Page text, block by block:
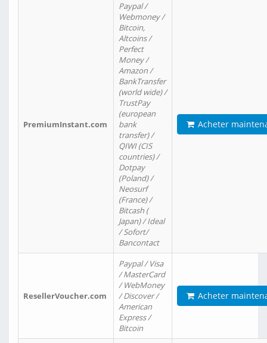
PremiumInstant.com
Paypal /
Webmoney /
Bitcoin,
Altcoins /
Perfect
Money /
Amazon /
BankTransfer
(world wide) /
TrustPay
(european
bank
transfer) /
QIWI (CIS
countries) /
Dotpay
(Poland) /
Neosurf
(France) /
Bitcash (
Japan) / Ideal
/ Sofort/
Bancontact
Acheter
ResellerVoucher.com
Paypal / Visa
/ MasterCard
/ WebMoney
/ Discover /
American
Express /
Bitcoin
Acheter